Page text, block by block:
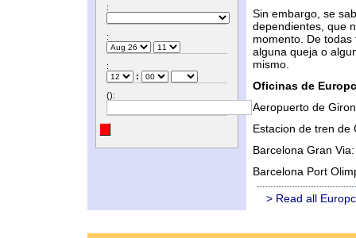
:
:
:
:
():
Sin embargo, se
dependientes, que
momento. De
alguna queja o
mismo.
Oficinas de
Aeropuerto de
Estacion de tren de
Barcelona Gran
Barcelona Port
> Read all